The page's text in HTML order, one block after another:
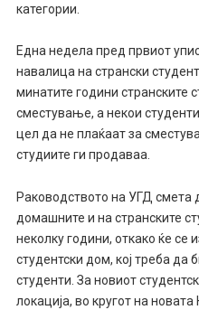
категории.
Една недела пред првиот
навалица на странски
минатите години странските
сместување, а некои
цел да не плаќаат за
студиите ги продаваа.
Раководството на УГД смета
домашните и на странските
неколку години, откако ќе се
студентски дом, кој треба да
студенти. За новиот
локација, во кругот на